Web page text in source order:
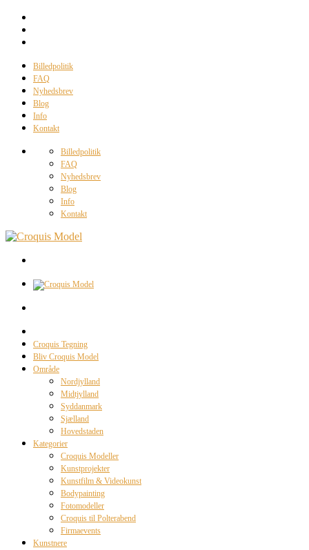
Billedpolitik
FAQ
Nyhedsbrev
Blog
Info
Kontakt
Billedpolitik
FAQ
Nyhedsbrev
Blog
Info
Kontakt
Croquis Tegning
Bliv Croquis Model
Område
Nordjylland
Midtjylland
Syddanmark
Sjælland
Hovedstaden
Kategorier
Croquis Modeller
Kunstprojekter
Kunstfilm & Videokunst
Bodypainting
Fotomodeller
Croquis til Polterabend
Firmaevents
Kunstnere